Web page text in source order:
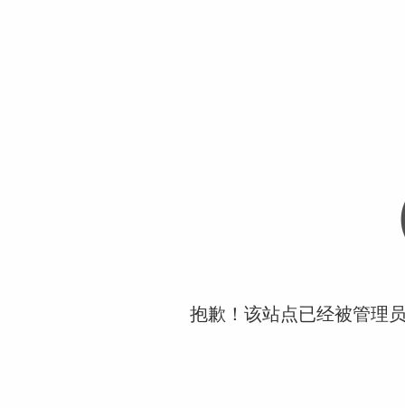
抱歉！该站点已经被管理